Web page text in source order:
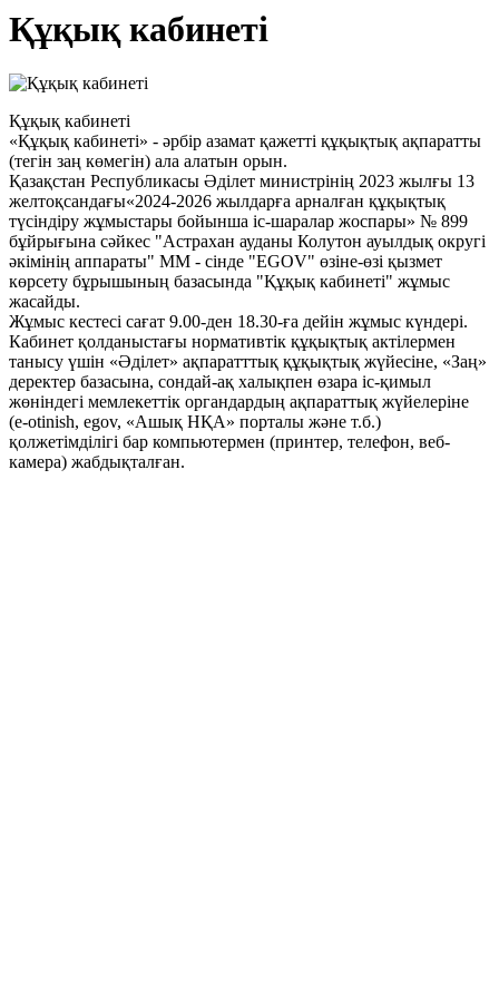
Құқық кабинеті
Құқық кабинеті
«Құқық кабинеті» - әрбір азамат қажетті құқықтық ақпаратты
(тегін заң көмегін) ала алатын орын.
Қазақстан Республикасы Әділет министрінің 2023 жылғы 13
желтоқсандағы«2024-2026 жылдарға арналған құқықтық
түсіндіру жұмыстары бойынша іс-шаралар жоспары» № 899
бұйрығына сәйкес "Астрахан ауданы Колутон ауылдық округі
әкімінің аппараты" ММ - сінде "EGOV" өзіне-өзі қызмет
көрсету бұрышының базасында "Құқық кабинеті" жұмыс
жасайды.
Жұмыс кестесі сағат 9.00-ден 18.30-ға дейін жұмыс күндері.
Кабинет қолданыстағы нормативтік құқықтық актілермен
танысу үшін «Әділет» ақпаратттық құқықтық жүйесіне, «Заң»
деректер базасына, сондай-ақ халықпен өзара іс-қимыл
жөніндегі мемлекеттік органдардың ақпараттық жүйелеріне
(е-otinish, egov, «Ашық НҚА» порталы және т.б.)
қолжетімділігі бар компьютермен (принтер, телефон, веб-
камера) жабдықталған.